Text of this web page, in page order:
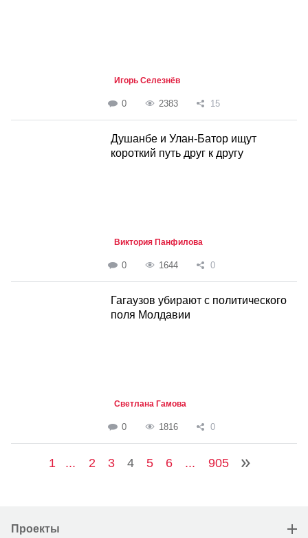
Игорь Селезнёв
0 2383 15
Душанбе и Улан-Батор ищут
короткий путь друг к другу
Виктория Панфилова
0 1644 0
Гагаузов убирают с политического
поля Молдавии
Светлана Гамова
0 1816 0
1 ... 2 3 4 5 6 ... 905
Проекты